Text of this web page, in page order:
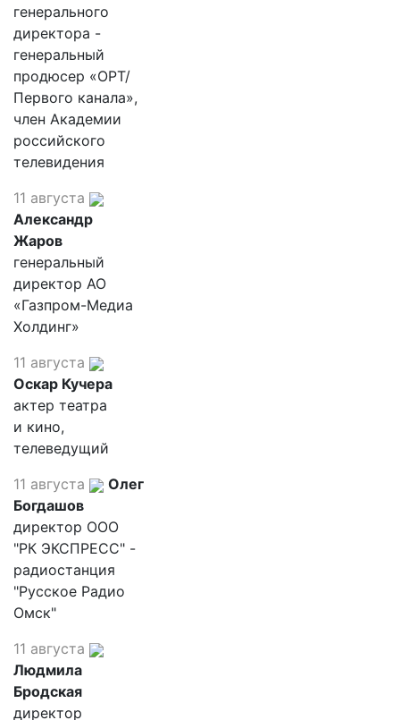
генерального
директора -
генеральный
продюсер «ОРТ/
Первого канала»,
член Академии
российского
телевидения
11 августа
Александр
Жаров
генеральный
директор АО
«Газпром-Медиа
Холдинг»
11 августа
Оскар Кучера
актер театра
и кино,
телеведущий
11 августа
Олег
Богдашов
директор ООО
"РК ЭКСПРЕСС" -
радиостанция
"Русское Радио
Омск"
11 августа
Людмила
Бродская
директор